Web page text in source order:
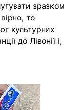
зразком
то
культурних
до Лівонії і,